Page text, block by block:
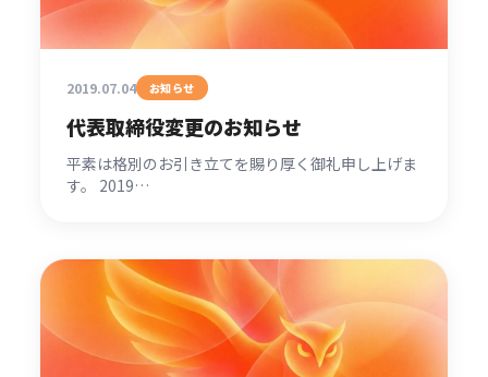
2019.07.04 お知らせ
代表取締役変更のお知らせ
平素は格別のお引き立てを賜り厚く御礼申し上げま
す。 2019…